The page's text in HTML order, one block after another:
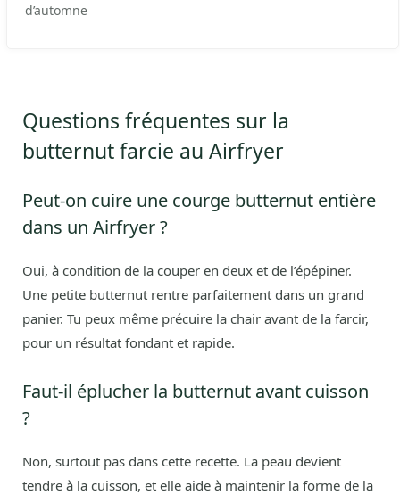
d’automne
Questions fréquentes sur la
butternut farcie au Airfryer
Peut-on cuire une courge butternut entière
dans un Airfryer ?
Oui, à condition de la couper en deux et de l’épépiner.
Une petite butternut rentre parfaitement dans un grand
panier. Tu peux même précuire la chair avant de la farcir,
pour un résultat fondant et rapide.
Faut-il éplucher la butternut avant cuisson
?
Non, surtout pas dans cette recette. La peau devient
tendre à la cuisson, et elle aide à maintenir la forme de la